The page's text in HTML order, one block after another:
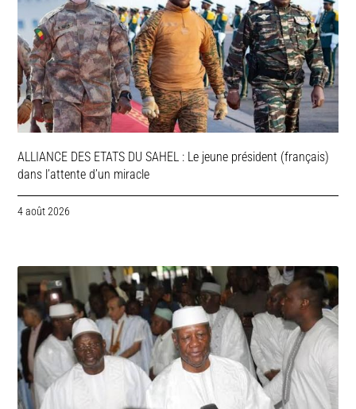
ALLIANCE DES ETATS DU SAHEL : Le jeune président (français)
dans l’attente d’un miracle
4 août 2026